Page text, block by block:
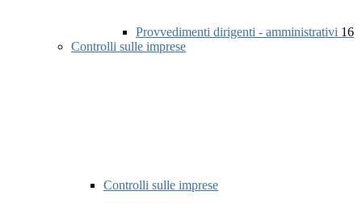
Provvedimenti dirigenti - amministrativi 16
Controlli sulle imprese
Controlli sulle imprese